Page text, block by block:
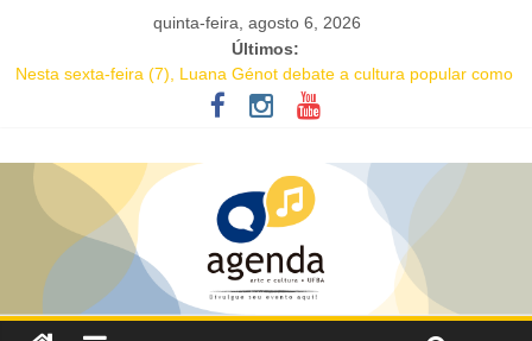
quinta-feira, agosto 6, 2026
Últimos:
Nesta sexta-feira (7), Luana Génot debate a cultura popular como
caminho para equidade racial
Academia de Letras da Bahia marca presença na Flipelô 2026
Mesa “Valoração de práticas culturais” abre o Enecult 2026
Comédia romântica “O que vem depois” reestreia na Casa Preta e
convida público a viver as aventuras de um casal na terceira
idade